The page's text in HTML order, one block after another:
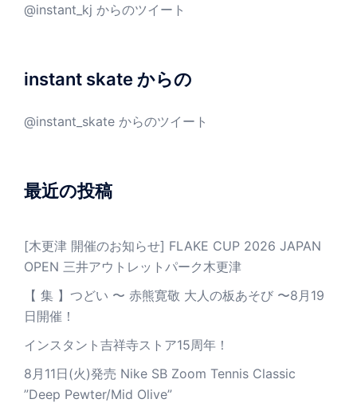
@instant_kj からのツイート
instant skate からの
@instant_skate からのツイート
最近の投稿
[木更津 開催のお知らせ] FLAKE CUP 2026 JAPAN
OPEN 三井アウトレットパーク木更津
【 集 】つどい 〜 赤熊寛敬 大人の板あそび 〜8月19
日開催！
インスタント吉祥寺ストア15周年！
8月11日(火)発売 Nike SB Zoom Tennis Classic
”Deep Pewter/Mid Olive”